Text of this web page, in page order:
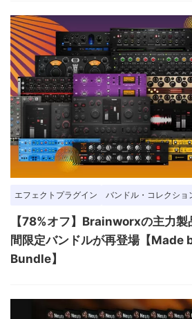
エフェクトプラグイン バンドル・コレクショ
【78%オフ】Brainworxの主力製
間限定バンドルが再登場【
Bundle】